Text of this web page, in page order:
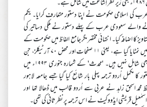
کی اسلامی حکومت نے اپنا دستور متعارف کرایا۔ یکم
ہونے والے سعودی عرب کے پہلے دستور نے ملکی دساتیر کی
کا اضافہ کیا۔ انتہائی مختصر مگر جامع الفاظ میں حکومت کے
اسلامی فرائض کو اس دستور میں نمٹایا گیا ہے، یعنی ۱۱ صفحات اور محض ۷۰ آرٹیکلز، جن
میں اکثر وبیشتر ذیلی شقات بھی شامل نہیں ہیں۔ 'محدث' کے شمارہ جنوری ۱۹۹۳ء میں
اُردو ترجمہ پہلی بار شائع کیا گیا جسے جامعہ لاہور
محمد اسحق زاہد نے عربی سے اُردو قالب میں ڈھالا تھا اور
قریشی ایڈووکیٹ نے اس ترجمہ پر نظر ثانی کی تھی۔